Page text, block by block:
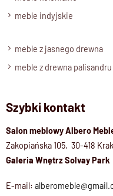
Wybarwienia, drewno -
Palisander-Brąz,
Stan produktu
Zmontowany
meble indyjskie
meble z jasnego drewna
meble z drewna palisandru
Szybki kontakt
Salon meblowy Albero
Zakopiańska 105, 30-418
Galeria Wnętrz Solvay Park
E-mail: